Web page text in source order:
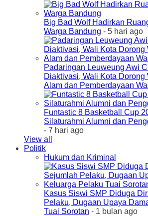
Big Bad Wolf Hadirkan
Warga Bandung - 5 hari ago
Padaringan Leuweung Awi
Diaktivasi, Wali Kota
Alam dan Pemberdayaan
Funtastic 8 Basketball Cup
Silaturahmi Alumni dan
- 7 hari ago
View all
Politik
Hukum dan Kriminal
Kasus Siswi SMP Diduga
Pelaku, Dugaan Upaya
Tuai Sorotan - 1 bulan ago